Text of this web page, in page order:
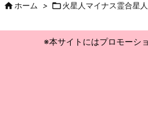
ホーム > 火星人マイナス霊合星人
※本サイトにはプロモーシ